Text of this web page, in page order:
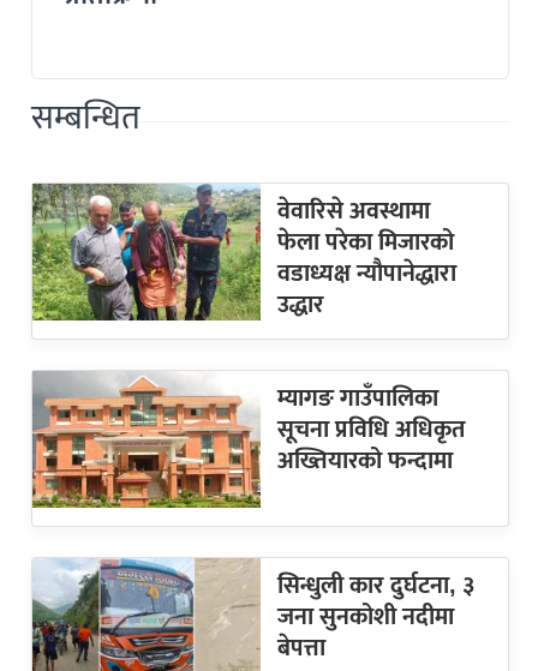
सम्बन्धित
वेवारिसे अवस्थामा
फेला परेका मिजारको
वडाध्यक्ष न्यौपानेद्धारा
उद्धार
म्यागङ गाउँपालिका
सूचना प्रविधि अधिकृत
अख्तियारको फन्दामा
सिन्धुली कार दुर्घटना, ३
जना सुनकोशी नदीमा
बेपत्ता